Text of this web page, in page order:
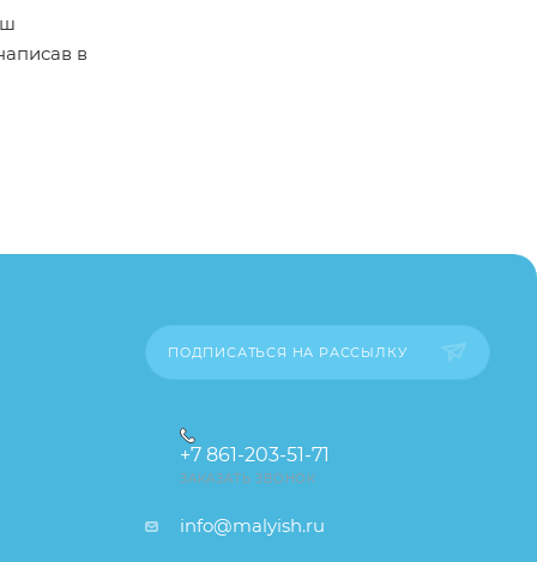
в
ПОДПИСАТЬСЯ НА РАССЫЛКУ
+7 861-203-51-71
ЗАКАЗАТЬ ЗВОНОК
info@malyish.ru